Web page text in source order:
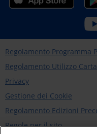
Regolamento Programma
Regolamento Utilizzo Carta
Privacy
Gestione dei Cookie
Regolamento Edizioni
Regole per il sito